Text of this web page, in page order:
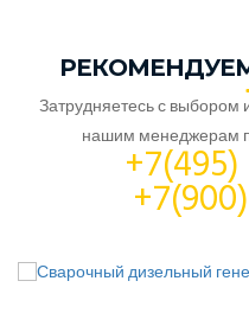
Затрудняетесь с выбором
нашим менеджерам